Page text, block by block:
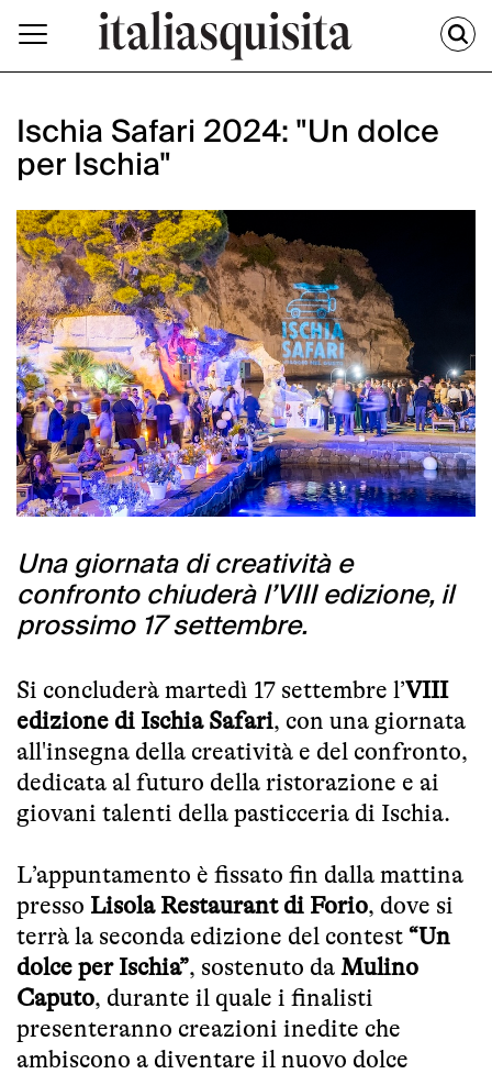
Ischia Safari 2024: "Un dolce
per Ischia"
Una giornata di creatività e
confronto chiuderà l’VIII edizione, il
prossimo 17 settembre.
Si concluderà martedì 17 settembre l’VIII
edizione di Ischia Safari, con una giornata
all'insegna della creatività e del confronto,
dedicata al futuro della ristorazione e ai
giovani talenti della pasticceria di Ischia.
L’appuntamento è fissato fin dalla mattina
presso Lisola Restaurant di Forio, dove si
terrà la seconda edizione del contest “Un
dolce per Ischia”, sostenuto da Mulino
Caputo, durante il quale i finalisti
presenteranno creazioni inedite che
ambiscono a diventare il nuovo dolce